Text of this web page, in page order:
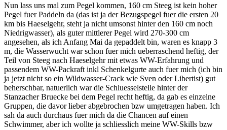
Nun lass uns mal zum Pegel kommen, 160 cm Steeg ist kein hoher
Pegel fuer Paddeln da (das ist ja der Bezugspegel fuer die ersten 20
km bis Haeselgehr, steht ja nicht umsonst hinter den 160 cm noch
Niedrigwasser), als guter mittlerer Pegel wird 270-300 cm
angesehen, als ich Anfang Mai da gepaddelt bin, waren es knapp 3
m, die Wasserwucht war schon fuer mich ueberraschend heftig, der
Teil von Steeg nach Haeselgehr mit etwas WW-Erfahrung und
passendem WW-Packraft inkl Schenkelgurte auch fuer mich (ich bin
ja jetzt nicht so ein Wildwasser-Crack wie Sven oder Libertist) gut
beherschbar, natuerlich war die Schluesselstelle hinter der
Stanzacher Bruecke bei dem Pegel recht heftig, da gab es einzelne
Gruppen, die davor lieber abgebrochen bzw umgetragen haben. Ich
sah da auch durchaus fuer mich da die Chancen auf einen
Schwimmer, aber ich wollte ja schliesslich meine WW-Skills bzw